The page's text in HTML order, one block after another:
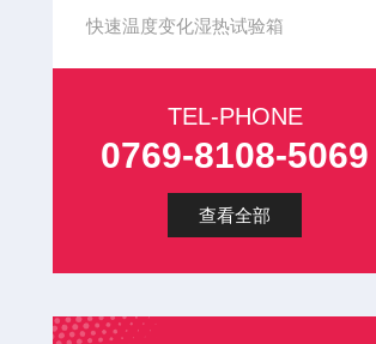
快速温度变化湿热试验箱
TEL-PHONE
0769-8108-5069
查看全部